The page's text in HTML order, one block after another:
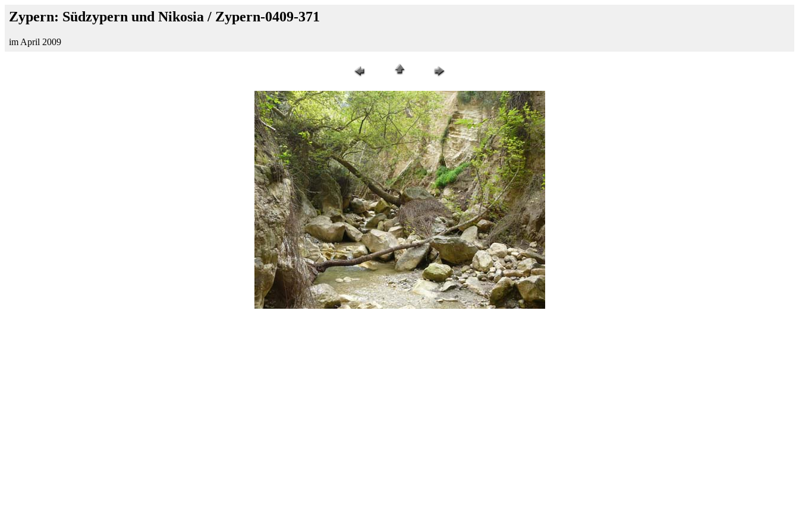
Zypern: Südzypern und Nikosia / Zypern-0409-371
im April 2009